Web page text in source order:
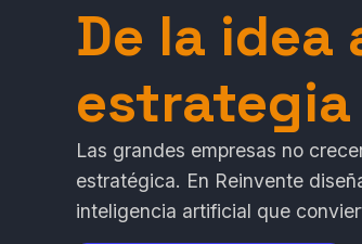
De la idea
estrategia
Las grandes empresas no
estratégica. En Reinvente
inteligencia artificial que